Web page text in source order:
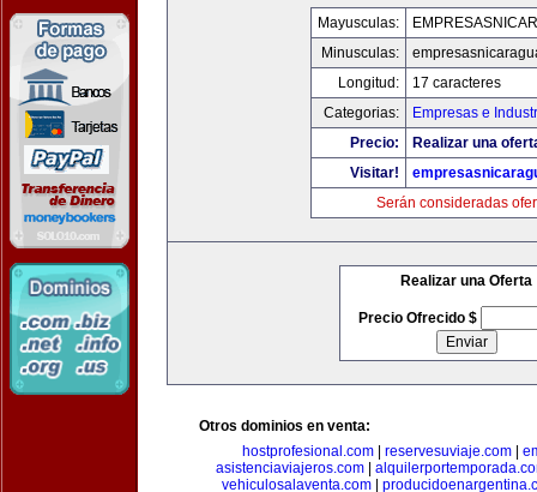
Mayusculas:
Minusculas:
Longitud:
17 caracteres
Categorias:
Empresas e
Precio:
Realizar una
Visitar!
Serán consideradas
Realizar una Oferta
Precio Ofrecido $
Otros dominios en venta:
hostprofesional.com| reservesuviaje.com|
asistenciaviajeros.com|
vehiculosalaventa.com